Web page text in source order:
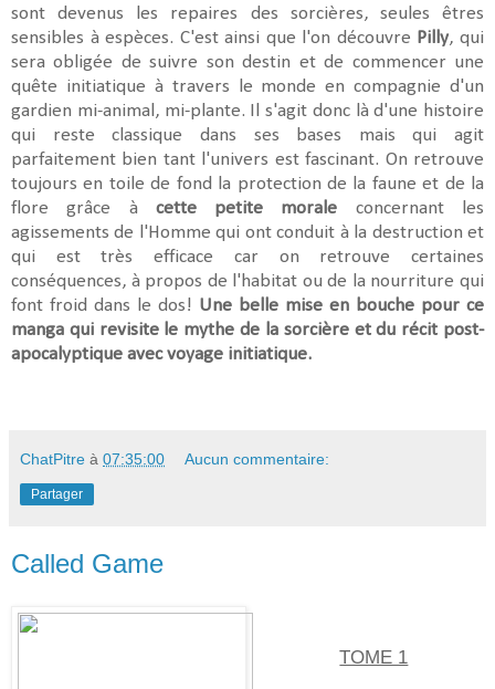
sont devenus les repaires des sorcières, seules êtres
sensibles à espèces. C'est ainsi que l'on découvre Pilly, qui
sera obligée de suivre son destin et de commencer une
quête initiatique à travers le monde en compagnie d'un
gardien mi-animal, mi-plante. Il s'agit donc là d'une histoire
qui reste classique dans ses bases mais qui agit
parfaitement bien tant l'univers est fascinant. On retrouve
toujours en toile de fond la protection de la faune et de la
flore grâce à cette petite morale concernant les
agissements de l'Homme qui ont conduit à la destruction et
qui est très efficace car on retrouve certaines
conséquences, à propos de l'habitat ou de la nourriture qui
font froid dans le dos! Une belle mise en bouche pour ce
manga qui revisite le mythe de la sorcière et du récit post-
apocalyptique avec voyage initiatique.
ChatPitre à 07:35:00 Aucun commentaire:
Partager
Called Game
TOME 1